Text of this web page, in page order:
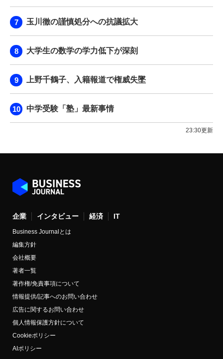
玉川徹の謹慎処分への抗議拡大
大学生の数学の学力低下が深刻
上野千鶴子、入籍報道で権威失墜
中学受験「塾」最新事情
23:30更新
企業 インタビュー 経済 IT
Business Journalとは
編集方針
会社概要
著者一覧
著作権/免責事項について
情報提供/記事へのお問い合わせ
広告に関するお問い合わせ
個人情報保護方針について
Cookieポリシー
AIポリシー